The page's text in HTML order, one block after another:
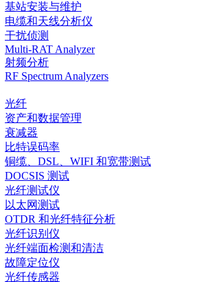
基站安装与维护
电缆和天线分析仪
干扰侦测
Multi-RAT Analyzer
射频分析
RF Spectrum Analyzers
光纤
资产和数据管理
衰减器
比特误码率
铜缆、DSL、WIFI 和宽带测试
DOCSIS 测试
光纤测试仪
以太网测试
OTDR 和光纤特征分析
光纤识别仪
光纤端面检测和清洁
故障定位仪
光纤传感器